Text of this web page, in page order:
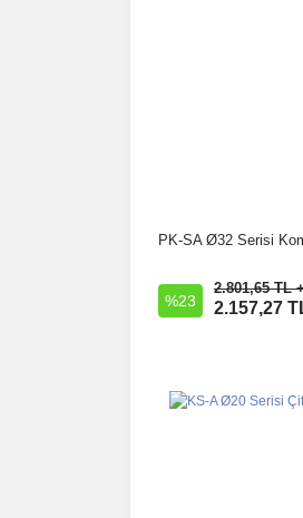
PK-SA Ø32 Serisi
%23
2.801,65 TL
2.157,27